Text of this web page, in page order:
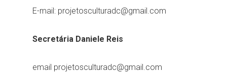
E-mail: projetosculturadc@gmail.com
Secretária Daniele Reis
email projetosculturadc@gmail.com